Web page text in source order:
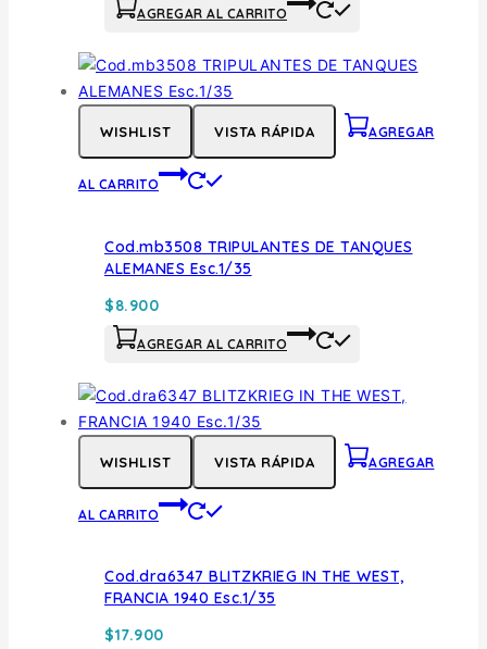
AGREGAR AL CARRITO
WISHLIST VISTA RÁPIDA AGREGAR
AL CARRITO
Cod.mb3508 TRIPULANTES DE TANQUES
ALEMANES Esc.1/35
$8.900
AGREGAR AL CARRITO
WISHLIST VISTA RÁPIDA AGREGAR
AL CARRITO
Cod.dra6347 BLITZKRIEG IN THE WEST,
FRANCIA 1940 Esc.1/35
$17.900